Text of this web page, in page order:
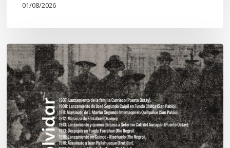
01/08/2026
Chawrakawin:
Palimpsesto
explora
a
través
del